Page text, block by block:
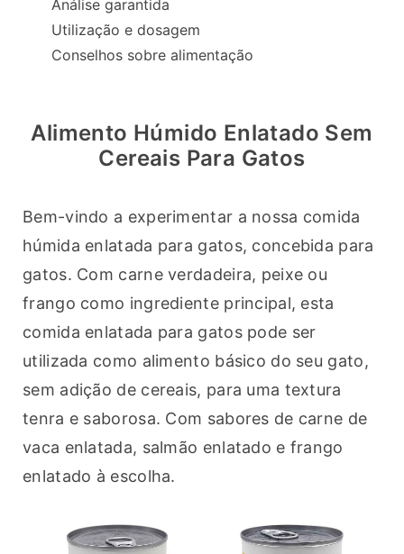
Análise garantida
Utilização e dosagem
Conselhos sobre alimentação
Alimento Húmido Enlatado Sem
Cereais Para Gatos
Bem-vindo a experimentar a nossa comida
húmida enlatada para gatos, concebida para
gatos. Com carne verdadeira, peixe ou
frango como ingrediente principal, esta
comida enlatada para gatos pode ser
utilizada como alimento básico do seu gato,
sem adição de cereais, para uma textura
tenra e saborosa. Com sabores de carne de
vaca enlatada, salmão enlatado e frango
enlatado à escolha.